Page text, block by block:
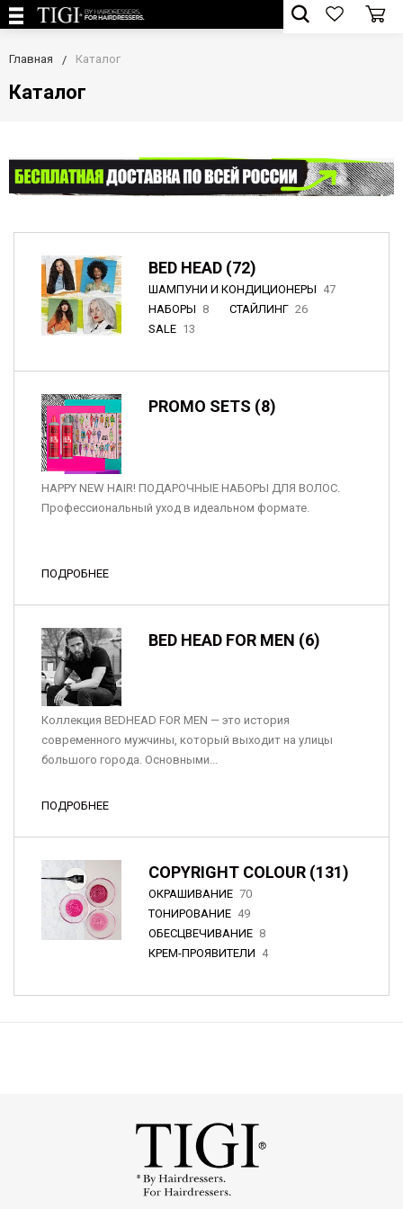
Главная Каталог
Каталог
BED HEAD (72)
ШАМПУНИ И КОНДИЦИОНЕРЫ 47
НАБОРЫ 8 СТАЙЛИНГ 26
SALE 13
PROMO SETS (8)
HAPPY NEW HAIR! ПОДАРОЧНЫЕ НАБОРЫ ДЛЯ ВОЛОС.
Профессиональный уход в идеальном формате.
ПОДРОБНЕЕ
BED HEAD FOR MEN (6)
Коллекция BEDHEAD FOR MEN — это история
современного мужчины, который выходит на улицы
большого города. Основными...
ПОДРОБНЕЕ
COPYRIGHT COLOUR (131)
ОКРАШИВАНИЕ 70
ТОНИРОВАНИЕ 49
ОБЕСЦВЕЧИВАНИЕ 8
КРЕМ-ПРОЯВИТЕЛИ 4